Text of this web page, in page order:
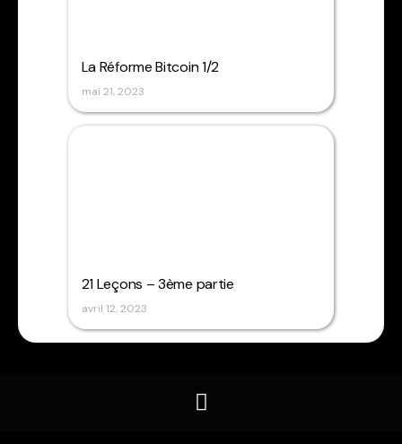
La Réforme Bitcoin 1/2
mai 21, 2023
21 Leçons – 3ème partie
avril 12, 2023